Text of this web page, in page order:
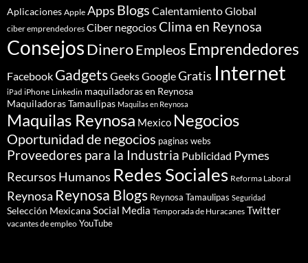
Aplicaciones Apple Apps Blogs Calentamiento Global
ciber emprendedores Ciber negociosClima en Reynosa
ConsejosDineroEmpleos Emprendedores
Facebook GadgetsGeeksGoogleGratis Internet
iPad iPhone Linkedin maquiladoras en Reynosa
Maquiladoras Tamaulipas Maquilas en Reynosa
Maquilas Reynosa Mexico Negocios
Oportunidad de negocios paginas webs
Proveedores para la Industria Publicidad Pymes
Recursos Humanos Redes Sociales Reforma Laboral
Reynosa Reynosa Blogs Reynosa Tamaulipas Seguridad
Selección MexicanaSocial Media Temporada de Huracanes Twitter
vacantes de empleo YouTube